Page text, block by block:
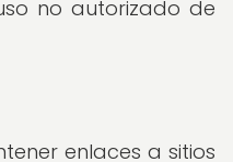
no autorizado de
enlaces a sitios